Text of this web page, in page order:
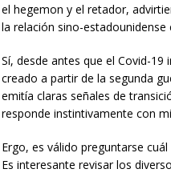
el hegemon y el retador,
la relación sino-
Sí, desde antes que el Covid-
creado a partir de la segunda
emitía claras señales de
responde instintivamente con
Ergo, es válido preguntarse
Es interesante revisar los